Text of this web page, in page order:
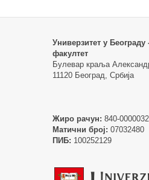
Универзитет у Београду
факултет
Булевар краља
11120 Београд, Србија
Жиро рачун: 840-
Матични број: 07032480
ПИБ: 100252129